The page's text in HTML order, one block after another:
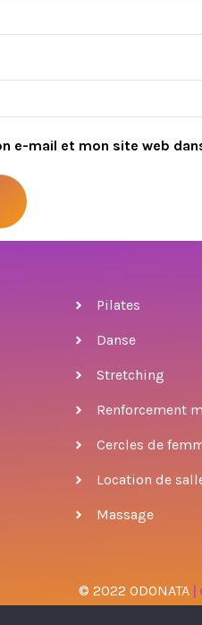
e-mail et mon site web
Pilates
Danse
Stretching
Renforcement
Cercles de
Location de
Massage
© 2022 ODONATA |